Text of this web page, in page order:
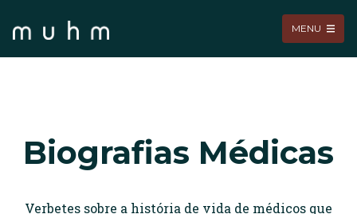
MENU
Biografias Médicas
Verbetes sobre a história de vida de médicos que